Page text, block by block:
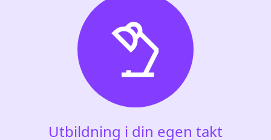
Utbildning i din egen takt